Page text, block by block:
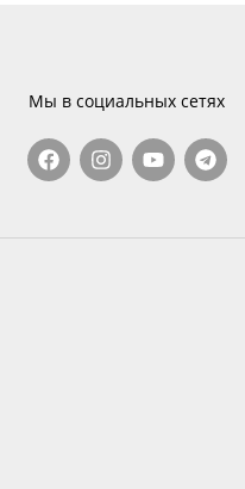
Мы в социальных сетях